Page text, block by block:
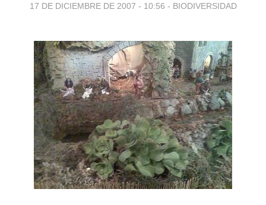
17 DE DICIEMBRE DE 2007 - 10:56 - BIODIVERSIDAD